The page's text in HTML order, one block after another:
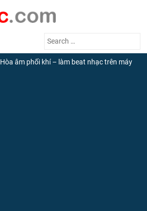
Search
Hòa âm phối khí – làm beat nhạc trên máy